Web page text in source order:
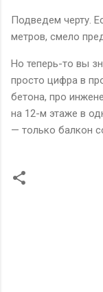
Подведем черту.
метров, смело
Но теперь-то вы
просто цифра в
бетона, про
на 12-м этаже в
— только балкон